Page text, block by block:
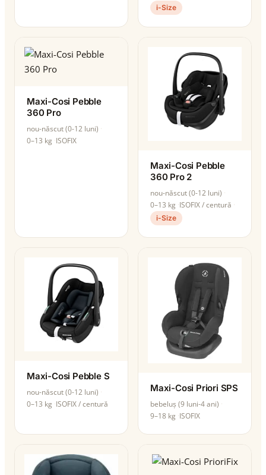
i-Size
Maxi-Cosi Pebble
360 Pro
nou-născut (0-12 luni)
0–13 kg ISOFIX
Maxi-Cosi Pebble
360 Pro 2
nou-născut (0-12 luni)
0–13 kg ISOFIX / centură
i-Size
Maxi-Cosi Pebble S
nou-născut (0-12 luni)
0–13 kg ISOFIX / centură
Maxi-Cosi Priori SPS
bebeluș (9 luni-4 ani)
9–18 kg ISOFIX